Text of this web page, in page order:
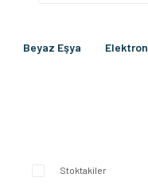
Beyaz Eşya
Stoktakiler